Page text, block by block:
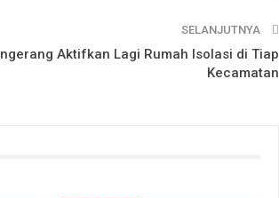
SELANJUTNYA
Aktifkan Lagi Rumah Isolasi di Tiap
Kecamatan